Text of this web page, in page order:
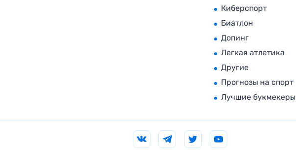
Киберспорт
Биатлон
Допинг
Легкая атлетика
Другие
Прогнозы на спорт
Лучшие букмекеры